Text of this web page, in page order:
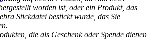
worden ist, oder ein Produkt, das
Stickdatei bestickt wurde, das Sie
die als Geschenk oder Spende dienen